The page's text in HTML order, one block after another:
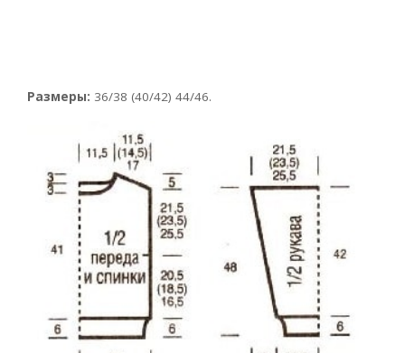
Размеры: 36/38 (40/42) 44/46.